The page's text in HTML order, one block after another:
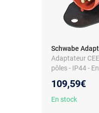
Schwabe
Adaptateur
pôles - IP44 -
robuste
109,59€
En stock